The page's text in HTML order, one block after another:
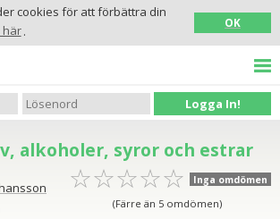
cookies för att förbättra din
här.
OK
Logga In!
alkoholer, syror och estrar
☆☆☆☆☆
★★★★★ Inga omdömen
(Färre än 5 omdömen)